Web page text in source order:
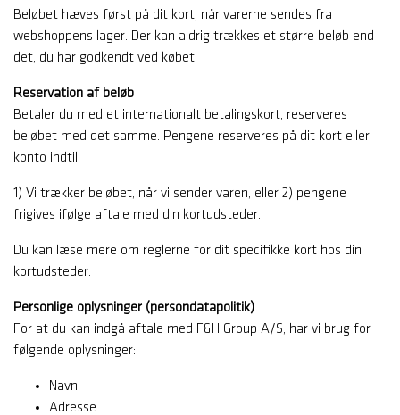
Beløbet hæves først på dit kort, når varerne sendes fra
webshoppens lager. Der kan aldrig trækkes et større beløb end
det, du har godkendt ved købet.
Reservation af beløb
Betaler du med et internationalt betalingskort, reserveres
beløbet med det samme. Pengene reserveres på dit kort eller
konto indtil:
1) Vi trækker beløbet, når vi sender varen, eller 2) pengene
frigives ifølge aftale med din kortudsteder.
Du kan læse mere om reglerne for dit specifikke kort hos din
kortudsteder.
Personlige oplysninger (persondatapolitik)
For at du kan indgå aftale med F&H Group A/S, har vi brug for
følgende oplysninger:
Navn
Adresse